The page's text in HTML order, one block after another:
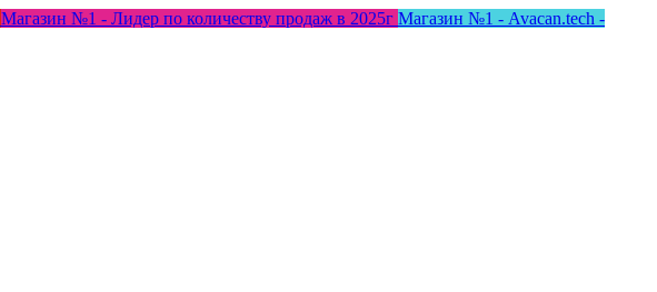
Магазин №1 - Лидер по количеству продаж в 2025г Магазин №1 - Avacan.tech -